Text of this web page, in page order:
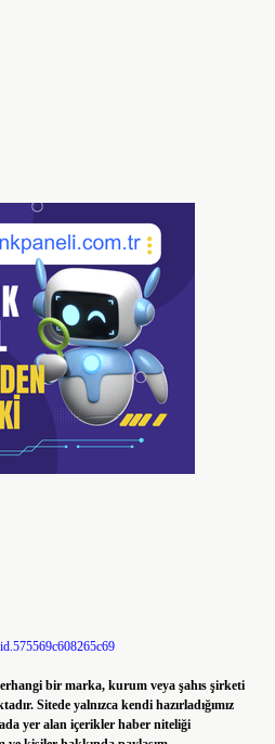
bir marka, kurum veya şahıs şirketi
Sitede yalnızca kendi hazırladığımız
yer alan içerikler haber niteliği